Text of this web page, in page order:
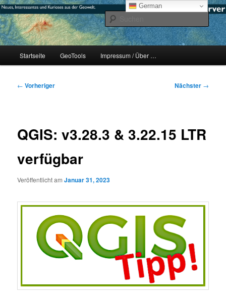
Zum
primären
Inhalt
springen#geoObserver
mikeE's GeoBlog
Startseite GeoTools Impressum / Über …
Beitragsnavigation
← Vorheriger Nächster →
QGIS: v3.28.3 & 3.22.15 LTR
verfügbar
Veröffentlicht amJanuar 31, 2023
German